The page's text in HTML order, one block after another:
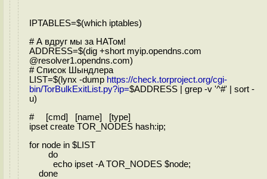
IPTABLES=$(which iptables)
# А вдруг мы за НАТом!
ADDRESS=$(dig +short myip.opendns.com
@resolver1.opendns.com)
# Список Шындлера
LIST=$(lynx -dump https://check.torproject.org/cgi-
bin/TorBulkExitList.py?ip=$ADDRESS | grep -v '^#' | sort -
u)
# [cmd] [name] [type]
ipset create TOR_NODES hash:ip;
for node in $LIST
do
echo ipset -A TOR_NODES $node;
done